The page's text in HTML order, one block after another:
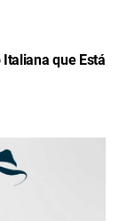
que Está